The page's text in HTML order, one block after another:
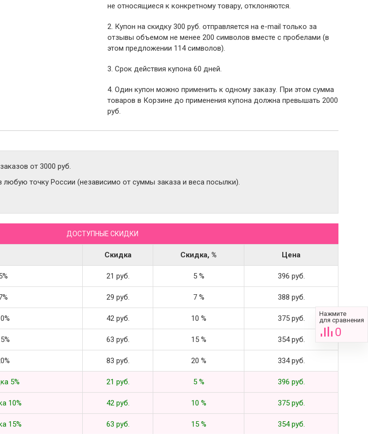
не относящиеся к конкретному товару, отклоняются.
2. Купон на скидку 300 руб. отправляется на e-mail только за
отзывы объемом не менее 200 символов вместе с пробелами (в
этом предложении 114 символов).
3. Срок действия купона 60 дней.
4. Один купон можно применить к одному заказу. При этом сумма
товаров в Корзине до применения купона должна превышать 2000
руб.
от 3000 руб.
любую точку России (независимо от суммы заказа и веса посылки).
ДОСТУПНЫЕ СКИДКИ
Скидка Скидка, % Цена
21 руб. 5 % 396 руб.
29 руб. 7 % 388 руб.
42 руб. 10 % 375 руб.
63 руб. 15 % 354 руб.
83 руб. 20 % 334 руб.
5% 21 руб. 5 % 396 руб.
10% 42 руб. 10 % 375 руб.
15% 63 руб. 15 % 354 руб.
Нажмите
для сравнения
0